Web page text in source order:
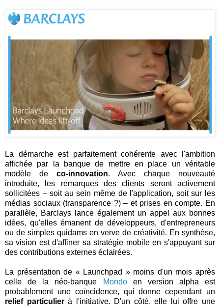
La démarche est parfaitement cohérente avec l'ambition
affichée par la banque de mettre en place un véritable
modèle de co-innovation. Avec chaque nouveauté
introduite, les remarques des clients seront activement
sollicitées – soit au sein même de l'application, soit sur les
médias sociaux (transparence ?) – et prises en compte. En
parallèle, Barclays lance également un appel aux bonnes
idées, qu'elles émanent de développeurs, d'entrepreneurs
ou de simples quidams en verve de créativité. En synthèse,
sa vision est d'affiner sa stratégie mobile en s'appuyant sur
des contributions externes éclairées.
La présentation de « Launchpad » moins d'un mois après
celle de la néo-banque
Mondoen version alpha est
probablement une coïncidence, qui donne cependant un
relief particulierà l'initiative. D'un côté, elle lui offre une